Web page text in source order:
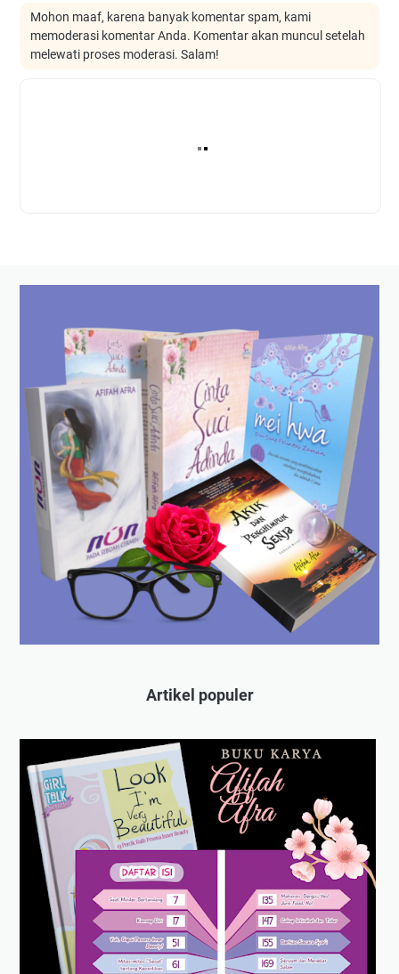
Mohon maaf, karena banyak komentar spam, kami
memoderasi komentar Anda. Komentar akan muncul setelah
melewati proses moderasi. Salam!
Artikel populer